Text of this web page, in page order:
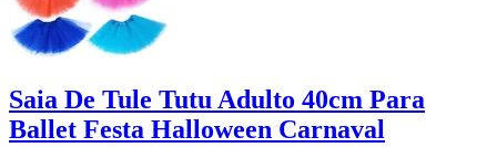
Saia De Tule Tutu Adulto 40cm Para
Ballet Festa Halloween Carnaval